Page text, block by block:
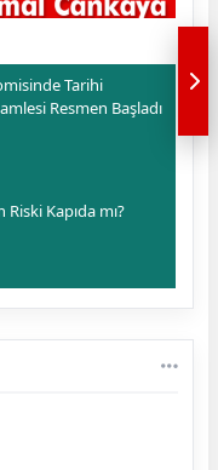
Tarihi
Resmen Başladı
Kapıda mı?